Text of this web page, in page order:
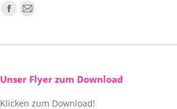
Finden Sie uns auf:
Facebook
opens
new
E-
page
in
Unser Flyer zum Download
Klicken zum Download!